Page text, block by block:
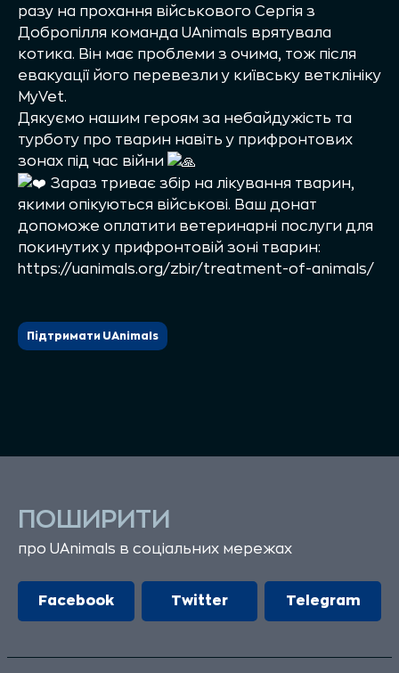
разу на прохання військового Сергія з
Добропілля команда UAnimals врятувала
котика. Він має проблеми з очима, тож після
евакуації його перевезли у київську ветклініку
MyVet.
Дякуємо нашим героям за небайдужість та
турботу про тварин навіть у прифронтових
зонах під час війни
Зараз триває збір на лікування тварин,
якими опікуються військові. Ваш донат
допоможе оплатити ветеринарні послуги для
покинутих у прифронтовій зоні тварин:
https://uanimals.org/zbir/treatment-of-animals/
Підтримати UAnimals
ПОШИРИТИ
про UAnimals в соціальних мережах
Facebook Twitter Telegram